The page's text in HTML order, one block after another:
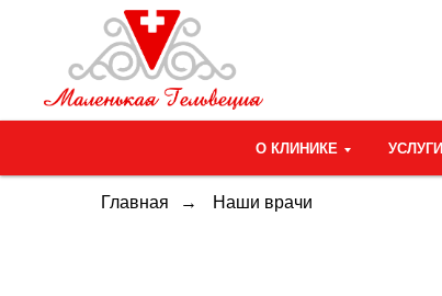
О КЛИНИКЕ УСЛУГИ
Главная → Наши врачи